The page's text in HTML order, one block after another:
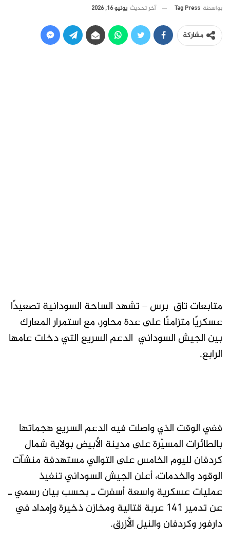
بواسطة Tag Press آخر تحديث يونيو 16, 2026
مشاركة
متابعات تاق برس – تشهد الساحة السودانية تصعيدًا
عسكريًا متزامنًا على عدة محاور، مع استمرار المعارك
بين الجيش السوداني الدعم السريع التي دخلت عامها
الرابع.
ففي الوقت الذي واصلت فيه الدعم السريع هجماتها
بالطائرات المسيّرة على مدينة الأبيض بولاية شمال
كردفان لليوم الخامس على التوالي مستهدفة منشآت
الوقود والخدمات، أعلن الجيش السوداني تنفيذ
عمليات عسكرية واسعة أسفرت ـ بحسب بيان رسمي ـ
عن تدمير 141 عربة قتالية ومخازن ذخيرة وإمداد في
دارفور وكردفان والنيل الأزرق.